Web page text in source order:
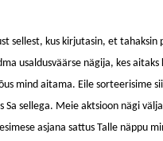
sellest, kus kirjutasin, et tahaksin
usaldusväärse nägija, kes
mind aitama. Eile sorteerisime
Sa sellega. Meie aktsioon nägi
asjana sattus Talle näppu